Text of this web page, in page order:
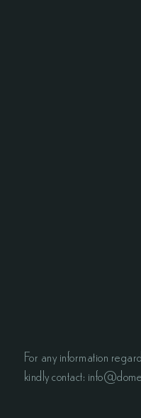
For any information
kindly contact: